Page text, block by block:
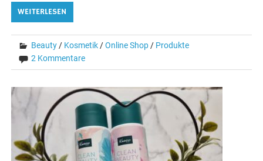
WEITERLESEN
Beauty / Kosmetik /Online Shop / Produkte
2 Kommentare